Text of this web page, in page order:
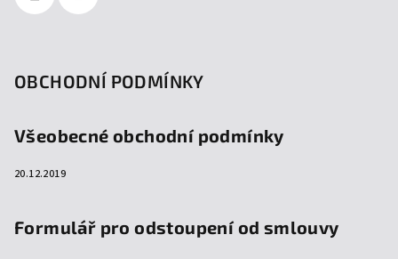
OBCHODNÍ PODMÍNKY
Všeobecné obchodní podmínky
20.12.2019
Formulář pro odstoupení od smlouvy